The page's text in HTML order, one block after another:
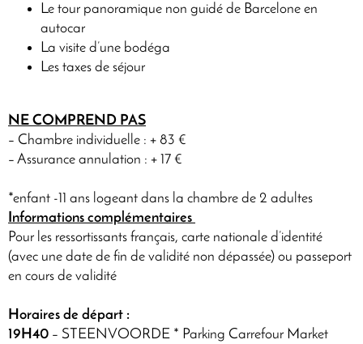
Le tour panoramique non guidé de Barcelone en
autocar
La visite d’une bodéga
Les taxes de séjour
NE COMPREND PAS
– Chambre individuelle : + 83 €
– Assurance annulation : + 17 €
*enfant -11 ans logeant dans la chambre de 2 adultes
Informations complémentaires
Pour les ressortissants français, carte nationale d’identité
(avec une date de fin de validité non dépassée) ou passeport
en cours de validité
Horaires de départ :
19H40 – STEENVOORDE * Parking Carrefour Market